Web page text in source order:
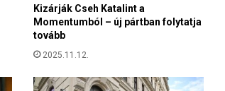
n
m
a
Kizárják Cseh Katalint a
Momentumból – új pártban folytatja
tovább
2025.11.12.